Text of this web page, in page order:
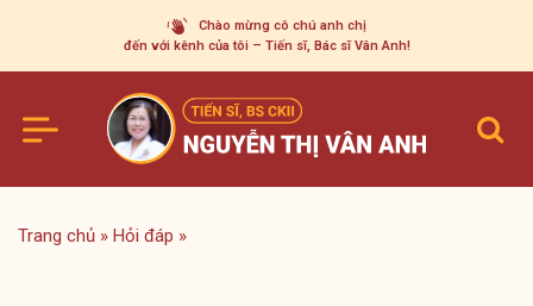
content
Chào mừng cô chú anh chị
đến với kênh của tôi – Tiến sĩ, Bác sĩ Vân Anh!
Trang chủ » Hỏi đáp »